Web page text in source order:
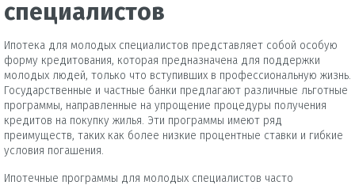
специалистов
Ипотека для молодых специалистов представляет собой особую
форму кредитования, которая предназначена для поддержки
молодых людей, только что вступивших в профессиональную жизнь.
Государственные и частные банки предлагают различные льготные
программы, направленные на упрощение процедуры получения
кредитов на покупку жилья. Эти программы имеют ряд
преимуществ, таких как более низкие процентные ставки и гибкие
условия погашения.
Ипотечные программы для молодых специалистов часто